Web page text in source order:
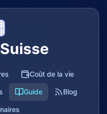
Coût de la vie
Guide Blog